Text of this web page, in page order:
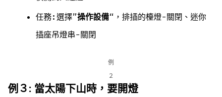
任務:選擇”操作設備“，排插的檯燈-關閉、迷你
插座吊燈串-關閉
例
２
例３: 當太陽下山時，要開燈